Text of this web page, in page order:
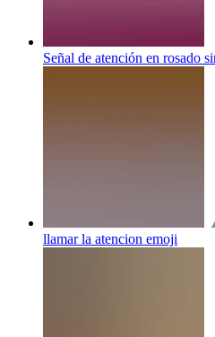
Señal de atención en rosado
llamar la atencion emoji